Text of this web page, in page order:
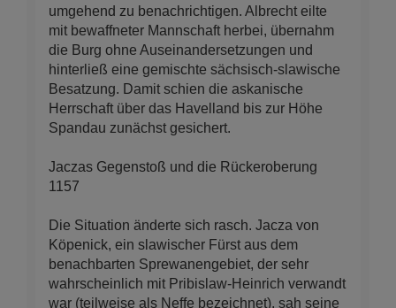
umgehend zu benachrichtigen. Albrecht eilte
mit bewaffneter Mannschaft herbei, übernahm
die Burg ohne Auseinandersetzungen und
hinterließ eine gemischte sächsisch-slawische
Besatzung. Damit schien die askanische
Herrschaft über das Havelland bis zur Höhe
Spandau zunächst gesichert.
Jaczas Gegenstoß und die Rückeroberung
1157
Die Situation änderte sich rasch. Jacza von
Köpenick, ein slawischer Fürst aus dem
benachbarten Sprewanengebiet, der sehr
wahrscheinlich mit Pribislaw-Heinrich verwandt
war (teilweise als Neffe bezeichnet), sah seine